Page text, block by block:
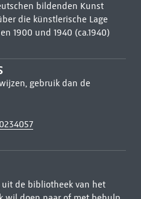
bildenden Kunst
die künstlerische Lage
1900 und 1940 (ca.1940)
gebruik dan de
de bibliotheek van het